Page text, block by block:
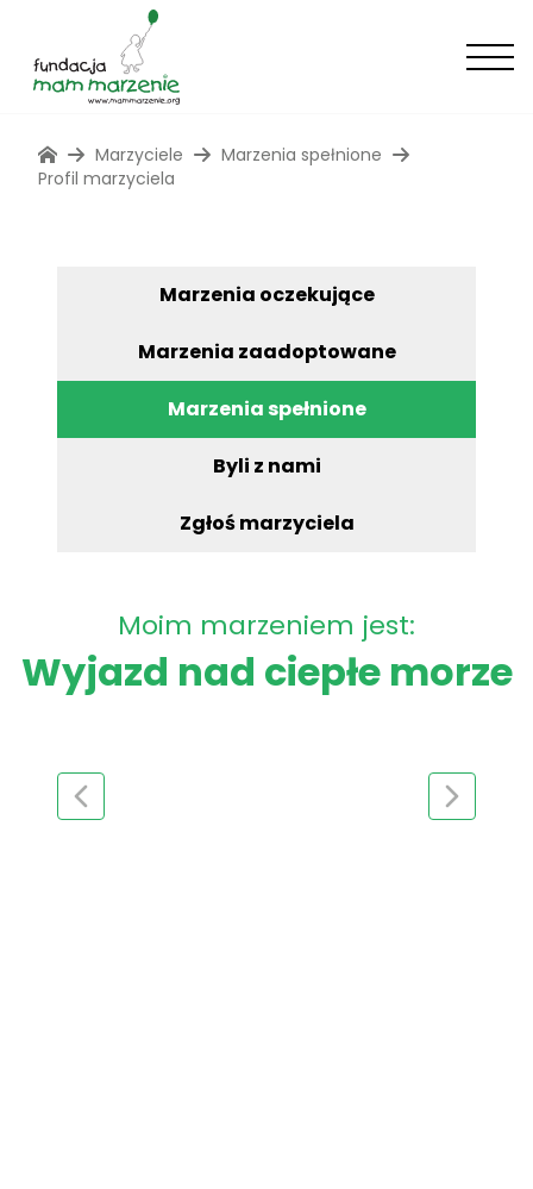
Marzyciele
Marzenia spełnione
Profil marzyciela
Marzenia oczekujące
Marzenia zaadoptowane
Marzenia spełnione
Byli z nami
Zgłoś marzyciela
Moim marzeniem jest:
Wyjazd nad ciepłe morze